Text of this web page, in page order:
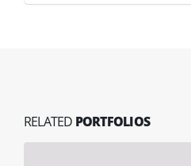
RELATED PORTFOLIOS